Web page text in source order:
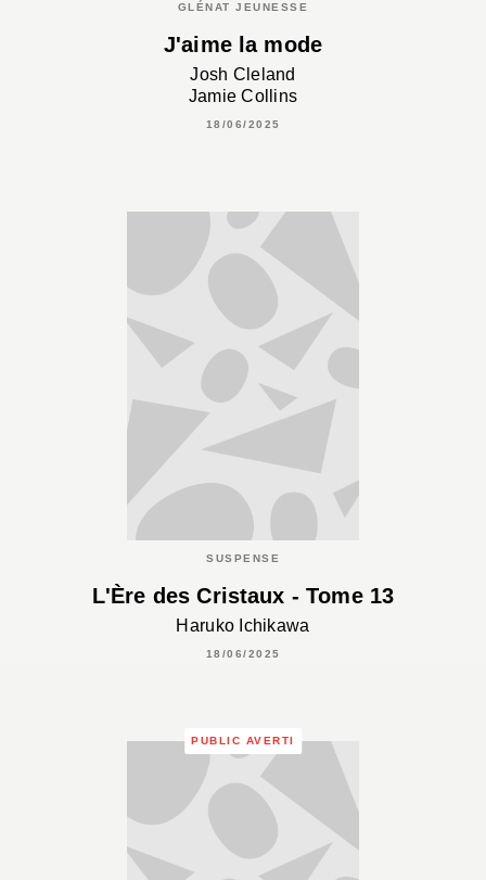
GLÉNAT JEUNESSE
J'aime la mode
Josh Cleland
Jamie Collins
18/06/2025
SUSPENSE
L'Ère des Cristaux - Tome 13
Haruko Ichikawa
18/06/2025
PUBLIC AVERTI